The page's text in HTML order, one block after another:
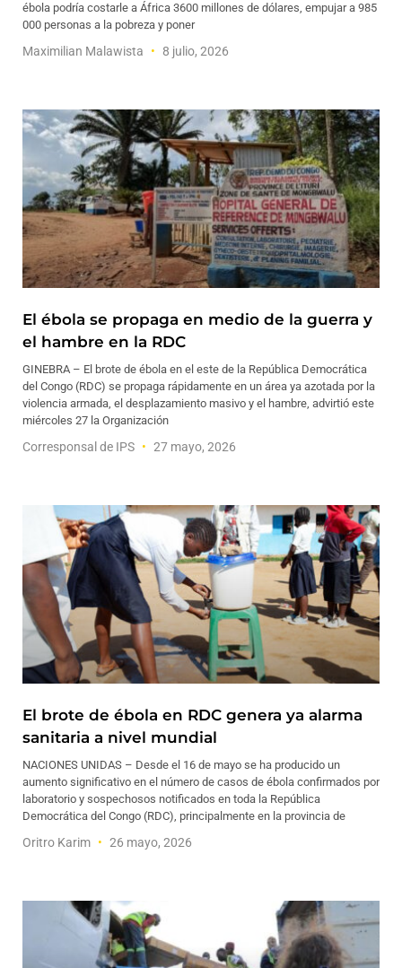
ébola podría costarle a África 3600 millones de dólares, empujar a 985
000 personas a la pobreza y poner
Maximilian Malawista 8 julio, 2026
El ébola se propaga en medio de la guerra y
el hambre en la RDC
GINEBRA – El brote de ébola en el este de la República Democrática
del Congo (RDC) se propaga rápidamente en un área ya azotada por la
violencia armada, el desplazamiento masivo y el hambre, advirtió este
miércoles 27 la Organización
Corresponsal de IPS 27 mayo, 2026
El brote de ébola en RDC genera ya alarma
sanitaria a nivel mundial
NACIONES UNIDAS – Desde el 16 de mayo se ha producido un
aumento significativo en el número de casos de ébola confirmados por
laboratorio y sospechosos notificados en toda la República
Democrática del Congo (RDC), principalmente en la provincia de
Oritro Karim 26 mayo, 2026